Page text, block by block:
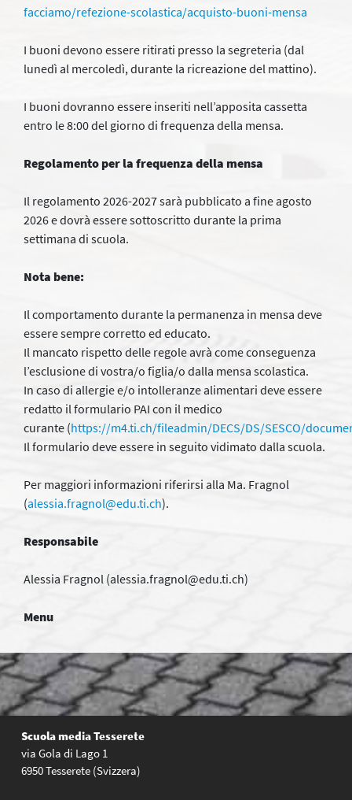
facciamo/refezione-scolastica/acquisto-buoni-mensa
I buoni devono essere ritirati presso la segreteria (dal
lunedì al mercoledì, durante la ricreazione del mattino).
I buoni dovranno essere inseriti nell’apposita cassetta
entro le 8:00 del giorno di frequenza della mensa.
Regolamento per la frequenza della mensa
Il regolamento 2026-2027 sarà pubblicato a fine agosto
2026 e dovrà essere sottoscritto durante la prima
settimana di scuola.
Nota bene:
Il comportamento durante la permanenza in mensa deve
essere sempre corretto ed educato.
Il mancato rispetto delle regole avrà come conseguenza
l’esclusione di vostra/o figlia/o dalla mensa scolastica.
In caso di allergie e/o intolleranze alimentari deve essere
redatto il formulario PAI con il medico
curante (https://m4.ti.ch/fileadmin/DECS/DS/SESCO/
Il formulario deve essere in seguito vidimato dalla scuola.
Per maggiori informazioni riferirsi alla Ma. Fragnol
(alessia.fragnol@edu.ti.ch).
Responsabile
Alessia Fragnol (alessia.fragnol@edu.ti.ch)
Menu
Scuola media Tesserete
via Gola di Lago 1
6950 Tesserete (Svizzera)